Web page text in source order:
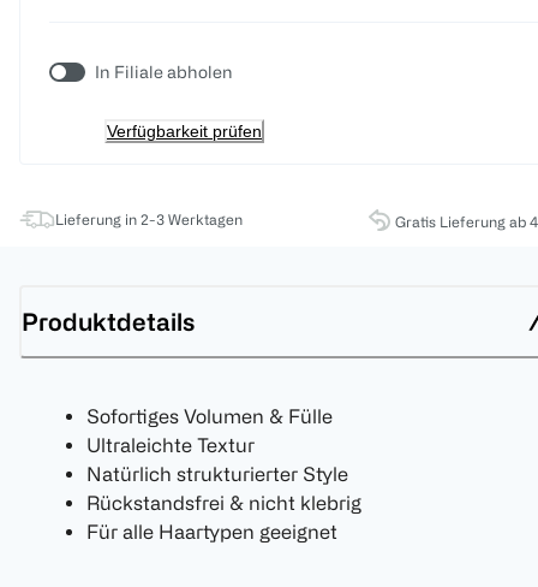
In Filiale abholen
Verfügbarkeit prüfen
Lieferung in 2-3 Werktagen Gratis Lieferung ab
Produktdetails
Sofortiges Volumen & Fülle
Ultraleichte Textur
Natürlich strukturierter Style
Rückstandsfrei & nicht klebrig
Für alle Haartypen geeignet